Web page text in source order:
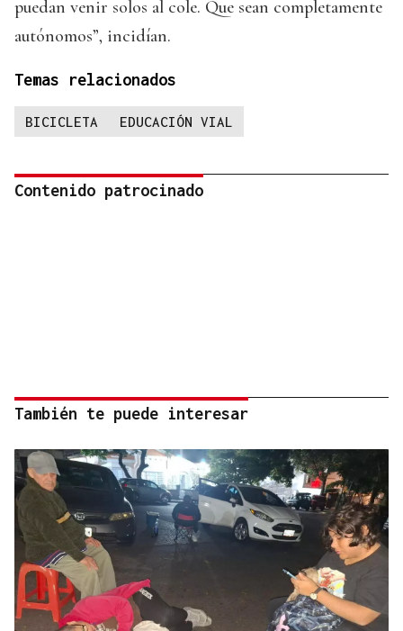
puedan venir solos al cole. Que sean completamente
autónomos”, incidían.
Temas relacionados
BICICLETA EDUCACIÓN VIAL
Contenido patrocinado
También te puede interesar